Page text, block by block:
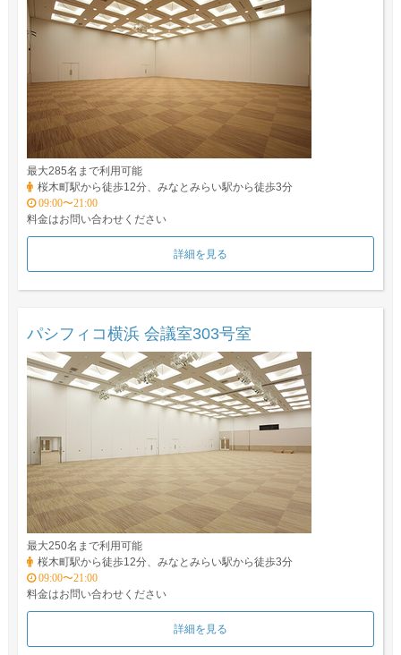
最大285名まで利用可能
桜木町駅から徒歩12分、みなとみらい駅から徒歩3分
09:00〜21:00
料金はお問い合わせください
詳細を見る
パシフィコ横浜 会議室303号室
最大250名まで利用可能
桜木町駅から徒歩12分、みなとみらい駅から徒歩3分
09:00〜21:00
料金はお問い合わせください
詳細を見る